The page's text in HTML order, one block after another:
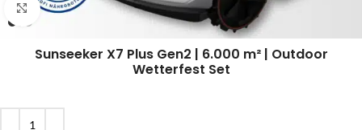
Klick zum Vergrößern
Sunseeker X7 Plus Gen2 | 6.000 m² | Outdoor
Wetterfest Set